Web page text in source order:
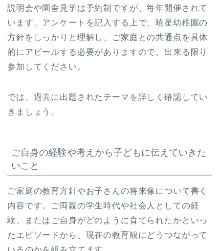
説明会や園舎見学は予約制ですが、毎年開催されて
います。アンケートを記入する上で、暁星幼稚園の
方針をしっかりと理解し、ご家庭との共通点を具体
的にアピールする必要がありますので、出来る限り
参加してください。
では、過去に出題されたテーマを詳しく確認してい
きましょう。
ご自身の経験や考えから子どもに伝えていきた
いこと
ご家庭の教育方針やお子さんの将来像について書く
内容です。ご両親の学生時代や社会人としての経
験、またはご自身がどのように育てられたかといっ
たエピソードから、現在の教育観にどうつながって